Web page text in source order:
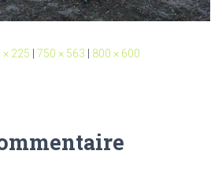
× 225 | 750 × 563 | 800 × 600